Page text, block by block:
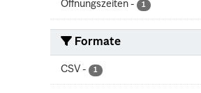
Öffnungszeiten - 1
Formate
CSV - 1